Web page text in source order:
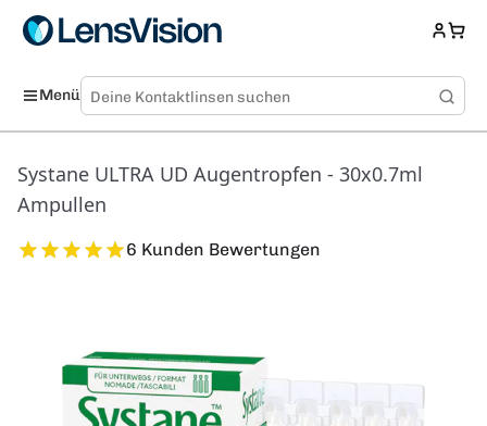
Menü
Systane ULTRA UD Augentropfen - 30x0.7ml
Ampullen
6 Kunden Bewertungen